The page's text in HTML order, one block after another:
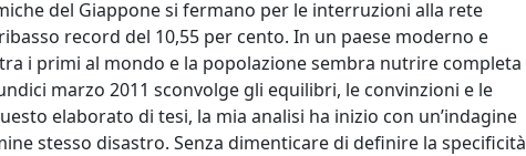
del Giappone si fermano per le interruzioni alla rete
record del 10,55 per cento. In un paese moderno e
i primi al mondo e la popolazione sembra nutrire completa
marzo 2011 sconvolge gli equilibri, le convinzioni e le
elaborato di tesi, la mia analisi ha inizio con un’indagine
stesso disastro. Senza dimenticare di definire la specificità